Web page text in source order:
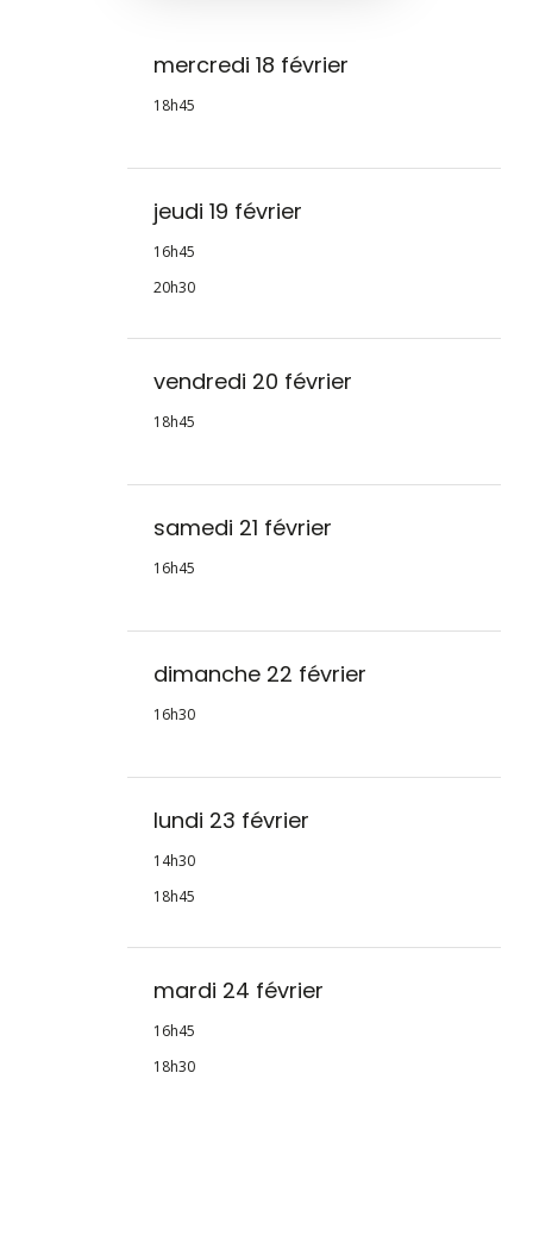
mercredi 18 février
18h45
jeudi 19 février
16h45
20h30
vendredi 20 février
18h45
samedi 21 février
16h45
dimanche 22 février
16h30
lundi 23 février
14h30
18h45
mardi 24 février
16h45
18h30